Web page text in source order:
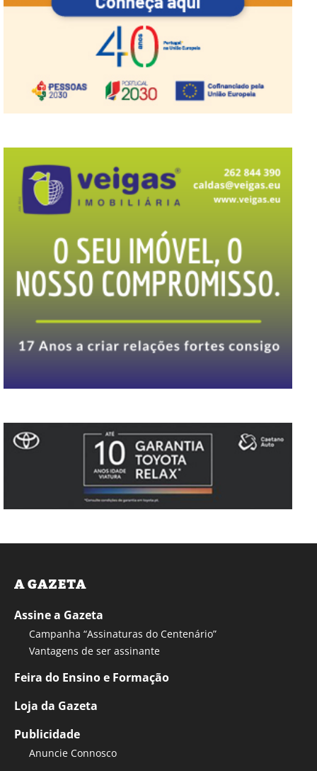
A GAZETA
Assine a Gazeta
Campanha “Assinaturas do Centenário”
Vantagens de ser assinante
Feira do Ensino e Formação
Loja da Gazeta
Publicidade
Anuncie Connosco